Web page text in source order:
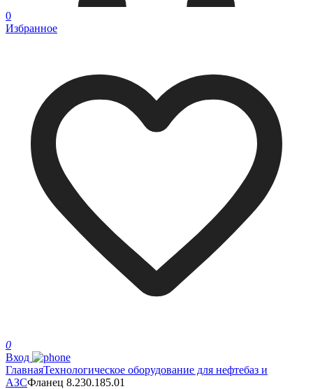
0
Избранное
0
Вход
ГлавнаяТехнологическое оборудование для нефтебаз и
АЗСФланец 8.230.185.01